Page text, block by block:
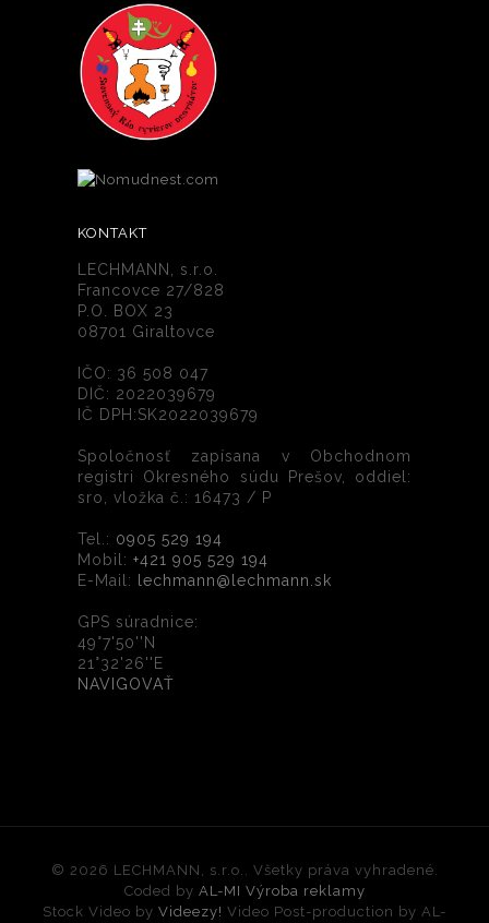
KONTAKT
LECHMANN, s.r.o.
Francovce 27/828
P.O. BOX 23
08701 Giraltovce
IČO: 36 508 047
DIČ: 2022039679
IČ DPH:SK2022039679
Spoločnosť zapísana v Obchodnom
registri Okresného súdu Prešov, oddiel:
sro, vložka č.: 16473 / P
Tel.: 0905 529 194
Mobil:+421 905 529 194
E-Mail:
lechmann@lechmann.sk
GPS súradnice:
49°7'50''N
21°32'26''E
NAVIGOVAŤ
© 2026 LECHMANN, s.r.o.. Všetky práva vyhradené.
Coded by AL-MI Výroba reklamy
Stock Video by Videezy! Video Post-production by AL-